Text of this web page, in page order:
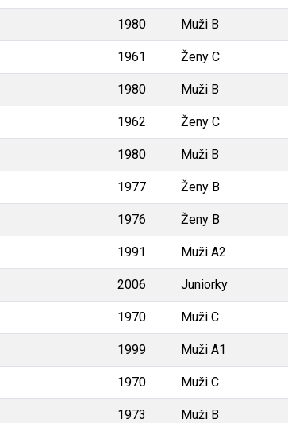
1980 Muži B
1961 Ženy C
1980 Muži B
1962 Ženy C
1980 Muži B
1977 Ženy B
1976 Ženy B
1991 Muži A2
2006 Juniorky
1970 Muži C
1999 Muži A1
1970 Muži C
1973 Muži B